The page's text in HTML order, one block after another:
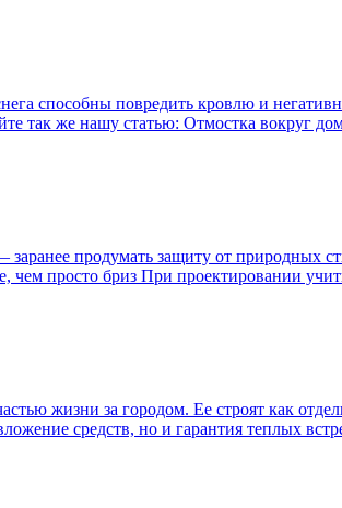
способны повредить кровлю и
же нашу статью: Отмостка вокруг
продумать защиту от природных
просто бриз При проектировании
жизни за городом. Ее строят как
средств, но и гарантия теплых